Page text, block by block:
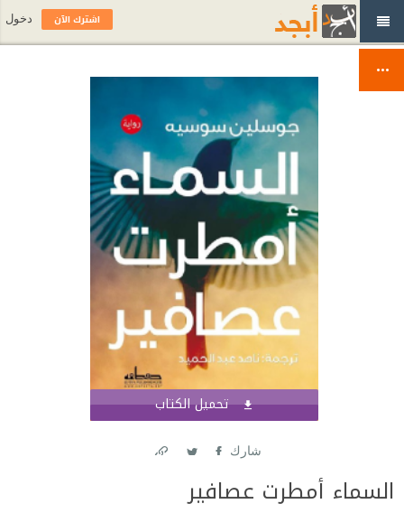
تحميل الكتاب
شارك
السماء أمطرت عصافير
اشترك الآن دخول